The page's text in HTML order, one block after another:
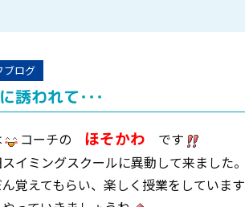
ブログ
誘われて･･･
コーチの ほそかわ です
イミングスクールに異動して来ました。
覚えてもらい、楽しく授業をしています